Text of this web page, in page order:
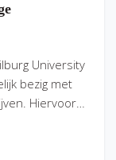
University
bezig met
Hiervoor…